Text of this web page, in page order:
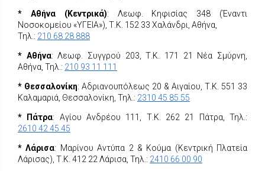
* Αθήνα (Κεντρικά): Λεωφ. Κηφισίας 348 (Έναντι
Νοσοκομείου «ΥΓΕΙΑ»), Τ.Κ. 152 33 Χαλάνδρι, Αθήνα,
Τηλ.: 210 68 28 888
* Αθήνα: Λεωφ. Συγγρού 203, Τ.Κ. 171 21 Νέα Σμύρνη,
Αθήνα, Τηλ.: 210 93 11 111
* Θεσσαλονίκη: Αδριανουπόλεως 20 & Αιγαίου, Τ.Κ. 551 33
Καλαμαριά, Θεσσαλονίκη, Τηλ.: 2310 45 85 55
* Πάτρα: Αγίου Ανδρέου 111, Τ.Κ. 262 21 Πάτρα, Τηλ.:
2610 42 45 45
* Λάρισα: Μαρίνου Αντύπα 2 & Κούμα (Κεντρική Πλατεία
Λάρισας), Τ.Κ. 412 22 Λάρισα, Τηλ.: 2410 66 00 90